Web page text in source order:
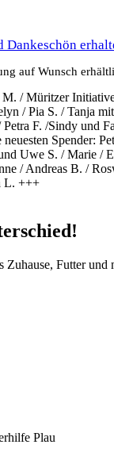
Dankeschön
auf Wunsch
M. / Müritzer
/ Pia S. / Tanja
F. /Sindy und
neuesten Spender:
Uwe S. / Marie /
/ Andreas B. /
L. +++
Futter und